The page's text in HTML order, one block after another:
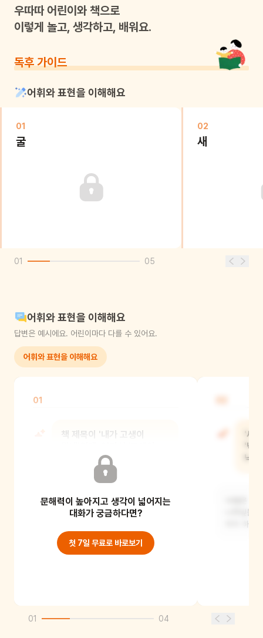
우따따어린이와 책으로
이렇게 놀고, 생각하고, 배워요.
독후 가이드
어휘와 표현을 이해해요
01
굴
02
새
01 05
어휘와 표현을 이해해요
답변은 예시에요. 어린이마다 다를 수 있어요.
어휘와 표현을 이해해요
01
책 제목이 '내가 고생이
많네'는 무슨 뜻일까요?
'고생이 많네'는 힘들거나 어렵다는
뜻이에요. 책 속 아이처럼 아빠, 엄마가
문해력이 높아지고 생각이 넓어지는
대화가 궁금하다면?
첫 7일 무료로 바로보기
'새
'낙
낙
나뭇잎들
마치 하늘
01 04